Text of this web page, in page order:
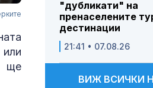
ще
"дубликати" на
пренаселените
дестинации
21:41 • 07.08.26
ВИЖ ВСИЧКИ